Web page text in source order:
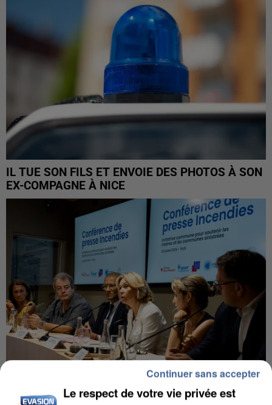
IL TUE SON FILS ET ENVOIE DES PHOTOS À SON
EX-COMPAGNE À NICE
Le respect de votre vie privée est
Continuer sans accepter